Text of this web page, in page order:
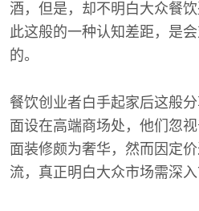
酒，但是，却不明白大众餐
此这般的一种认知差距，是
的。
餐饮创业者白手起家后这般
面设在高端商场处，他们忽
面装修颇为奢华，然而因定
流，真正明白大众市场需深入